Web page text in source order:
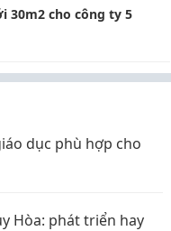
30m2 cho công ty 5
dục phù hợp cho
Hòa: phát triển hay